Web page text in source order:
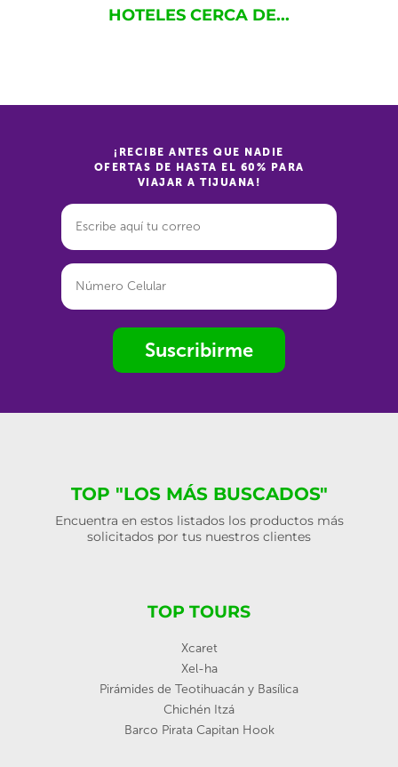
HOTELES CERCA DE...
¡RECIBE ANTES QUE NADIE
OFERTAS DE HASTA EL 60% PARA
VIAJAR A TIJUANA!
Suscribirme
TOP "LOS MÁS BUSCADOS"
Encuentra en estos listados los productos más
solicitados por tus nuestros clientes
TOP TOURS
Xcaret
Xel-ha
Pirámides de Teotihuacán y Basílica
Chichén Itzá
Barco Pirata Capitan Hook